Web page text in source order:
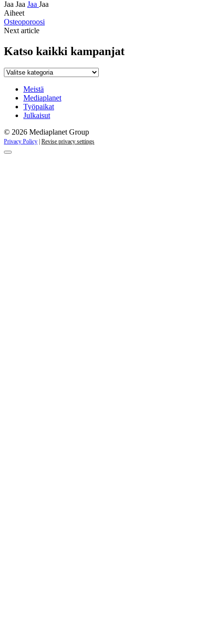
Jaa Jaa Jaa Jaa
Aiheet
Osteoporoosi
Next article
Katso kaikki kampanjat
Katso
kampanjat
Meistä
Mediaplanet
Työpaikat
Julkaisut
© 2026 Mediaplanet Group
Privacy Policy Revise privacy settings